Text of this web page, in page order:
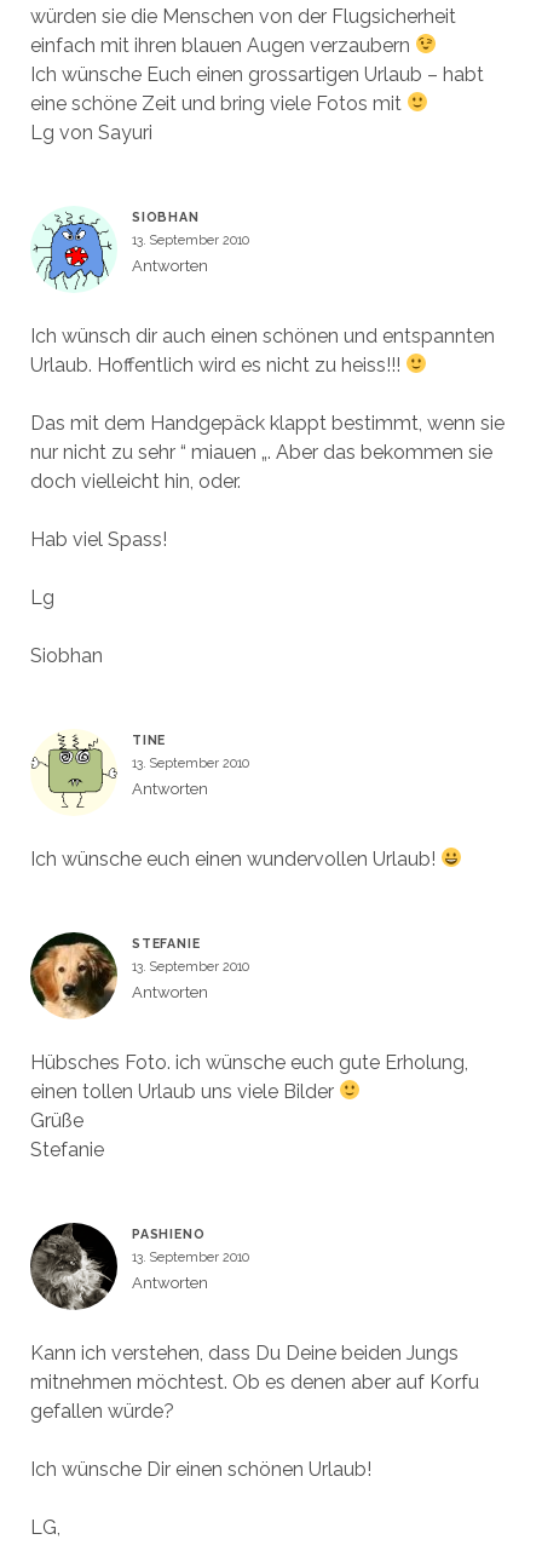
würden sie die Menschen von der Flugsicherheit
einfach mit ihren blauen Augen verzaubern
Ich wünsche Euch einen grossartigen Urlaub – habt
eine schöne Zeit und bring viele Fotos mit
Lg von Sayuri
SIOBHAN
13. September 2010
Antworten
Ich wünsch dir auch einen schönen und entspannten
Urlaub. Hoffentlich wird es nicht zu heiss!!!
Das mit dem Handgepäck klappt bestimmt, wenn sie
nur nicht zu sehr “ miauen „. Aber das bekommen sie
doch vielleicht hin, oder.
Hab viel Spass!
Lg
Siobhan
TINE
13. September 2010
Antworten
Ich wünsche euch einen wundervollen Urlaub!
STEFANIE
13. September 2010
Antworten
Hübsches Foto. ich wünsche euch gute Erholung,
einen tollen Urlaub uns viele Bilder
Grüße
Stefanie
PASHIENO
13. September 2010
Antworten
Kann ich verstehen, dass Du Deine beiden Jungs
mitnehmen möchtest. Ob es denen aber auf Korfu
gefallen würde?
Ich wünsche Dir einen schönen Urlaub!
LG,